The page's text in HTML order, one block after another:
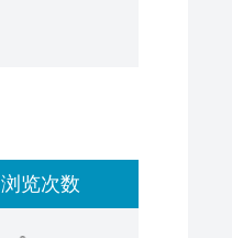
浏览次数